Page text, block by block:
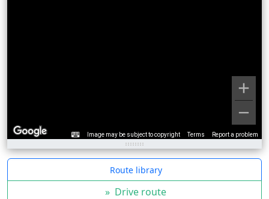
Image may be subject to copyright Terms Report a problem
Route library
» Drive route